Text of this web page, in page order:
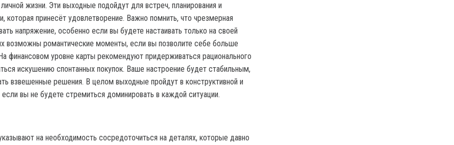
жизни. Эти выходные подойдут для встреч, планирования и
которая принесёт удовлетворение. Важно помнить, что чрезмерная
напряжение, особенно если вы будете настаивать только на своей
возможны романтические моменты, если вы позволите себе больше
финансовом уровне карты рекомендуют придерживаться рационального
искушению спонтанных покупок. Ваше настроение будет стабильным,
взвешенные решения. В целом выходные пройдут в конструктивной и
вы не будете стремиться доминировать в каждой ситуации.
на необходимость сосредоточиться на деталях, которые давно